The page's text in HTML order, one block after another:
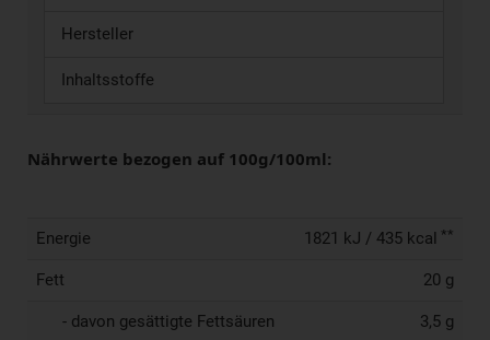
Hersteller
Inhaltsstoffe
Nährwerte bezogen auf 100g/100ml:
Energie 1821 kJ / 435 kcal **
Fett 20 g
- davon gesättigte Fettsäuren 3,5 g